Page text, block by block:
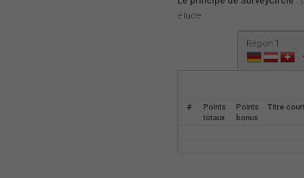
étude.
Région 1
#
Points
totaux
Points
bonus
Titre